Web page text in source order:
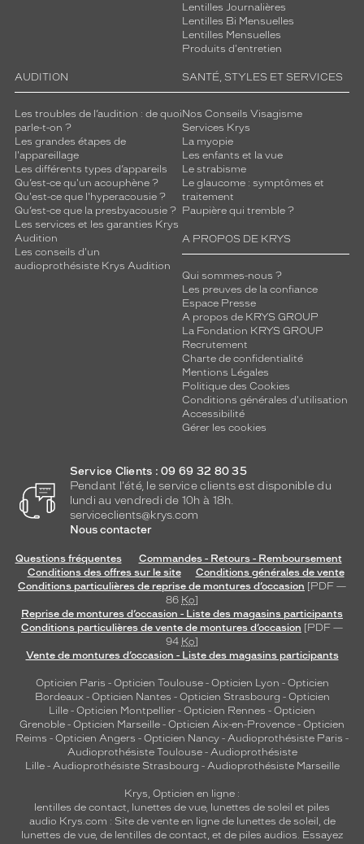
Lentilles Journalières
Lentilles Bi Mensuelles
Lentilles Mensuelles
Produits d'entretien
AUDITION
Les troubles de l’audition : de quoi
parle-t-on ?
Les grandes étapes de
l'appareillage
Les différents types d’appareils
Qu’est-ce qu'un acouphène ?
Qu'est-ce que l'hyperacousie ?
Qu’est-ce que la presbyacousie ?
Les services et les garanties Krys
Audition
Les conseils d'un
audioprothésiste Krys Audition
SANTÉ, STYLES ET SERVICES
Nos Conseils Visagisme
Services Krys
La myopie
Les enfants et la vue
Le strabisme
Le glaucome : symptômes et
traitement
Paupière qui tremble ?
A PROPOS DE KRYS
Qui sommes-nous ?
Les preuves de la confiance
Espace Presse
A propos de KRYS GROUP
La Fondation KRYS GROUP
Recrutement
Charte de confidentialité
Mentions Légales
Politique des Cookies
Conditions générales d'utilisation
Accessibilité
Gérer les cookies
Service Clients : 09 69 32 80 35
Pendant l'été, le service clients est disponible du
lundi au vendredi de 10h à 18h.
serviceclients@krys.com
Nous contacter
Questions fréquentes
Commandes - Retours - Remboursement
Conditions des offres sur le site
Conditions générales de vente
Conditions particulières de reprise de montures d’occasion [PDF —
86 Ko]
Reprise de montures d’occasion - Liste des magasins participants
Conditions particulières de vente de montures d’occasion [PDF —
94 Ko]
Vente de montures d’occasion - Liste des magasins participants
Opticien Paris - Opticien Toulouse- Opticien Lyon - Opticien
Bordeaux- Opticien Nantes - Opticien Strasbourg - Opticien
Lille - Opticien Montpellier - Opticien Rennes - Opticien
Grenoble - Opticien Marseille - Opticien Aix-en-Provence - Opticien
Reims - Opticien Angers - Opticien Nancy - Audioprothésiste Paris -
Audioprothésiste Toulouse- Audioprothésiste
Lille- Audioprothésiste Strasbourg - Audioprothésiste Marseille
Krys, Opticien en ligne :
lentilles de contact, lunettes de vue, lunettes de soleil et piles
audio Krys.com : Site de vente en ligne de lunettes de soleil, de
lunettes de vue, de lentilles de contact, et de piles audios. Essayez